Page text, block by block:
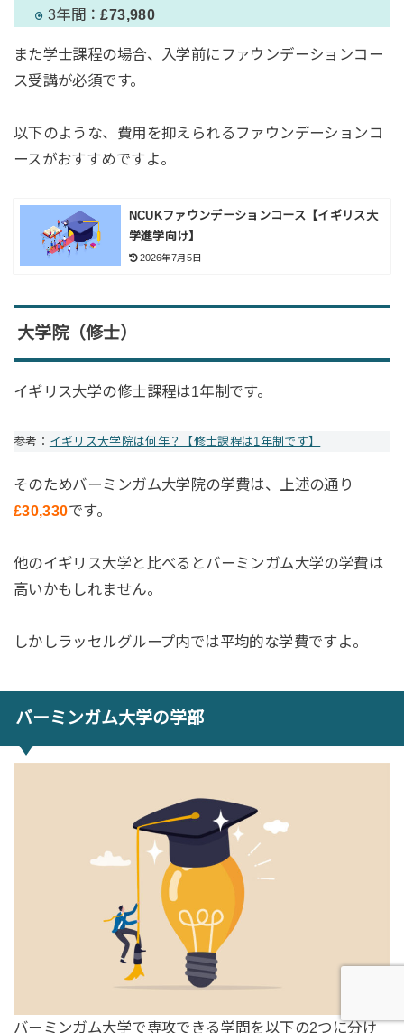
3年間：£73,980
また学士課程の場合、入学前にファウンデーションコー
ス受講が必須です。
以下のような、費用を抑えられるファウンデーションコ
ースがおすすめですよ。
NCUKファウンデーションコース【イギリス大
学進学向け】
2026年7月5日
大学院（修士）
イギリス大学の修士課程は1年制です。
参考： イギリス大学院は何年？【修士課程は1年制です】
そのためバーミンガム大学院の学費は、上述の通り
£30,330です。
他のイギリス大学と比べるとバーミンガム大学の学費は
高いかもしれません。
しかしラッセルグループ内では平均的な学費ですよ。
バーミンガム大学の学部
バーミンガム大学で専攻できる学問を以下の2つに分け